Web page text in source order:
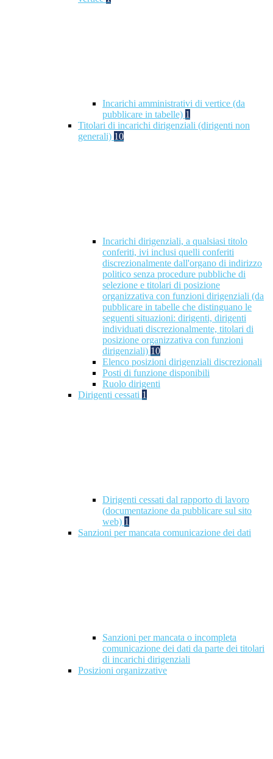
Incarichi amministrativi di vertice (da
pubblicare in tabelle) 1
Titolari di incarichi dirigenziali (dirigenti non
generali) 10
Incarichi dirigenziali, a qualsiasi titolo
conferiti, ivi inclusi quelli conferiti
discrezionalmente dall'organo di indirizzo
politico senza procedure pubbliche di
selezione e titolari di posizione
organizzativa con funzioni dirigenziali (da
pubblicare in tabelle che distinguano le
seguenti situazioni: dirigenti, dirigenti
individuati discrezionalmente, titolari di
posizione organizzativa con funzioni
dirigenziali) 10
Elenco posizioni dirigenziali discrezionali
Posti di funzione disponibili
Ruolo dirigenti
Dirigenti cessati 1
Dirigenti cessati dal rapporto di lavoro
(documentazione da pubblicare sul sito
web) 1
Sanzioni per mancata comunicazione dei dati
Sanzioni per mancata o incompleta
comunicazione dei dati da parte dei titolari
di incarichi dirigenziali
Posizioni organizzative